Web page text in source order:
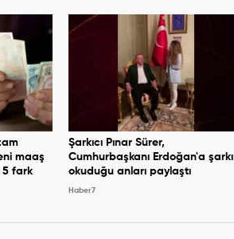
maaş
5 fark
Şarkıcı Pınar Sürer,
Cumhurbaşkanı Erdoğan'a şarkı
okuduğu anları paylaştı
Haber7